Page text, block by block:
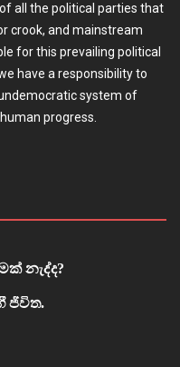
all the political parties that
crook, and mainstream
for this prevailing political
have a responsibility to
system of
progress.
නැද්ද?
ජීවිත.